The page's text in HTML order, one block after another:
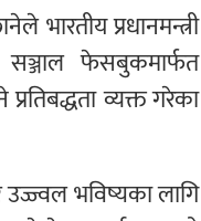
भारतीय प्रधानमन्त्री
सञ्जाल फेसबुकमार्फत
व्यक्त गरेका
भविष्यका लागि